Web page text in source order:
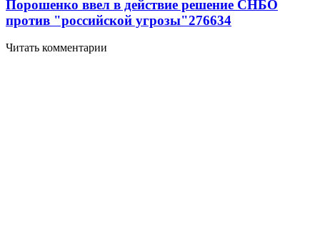
Порошенко ввел в действие решение СНБО
против "российской угрозы"276634
Читать комментарии